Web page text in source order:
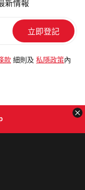
新情報
款 細則及 私隱政策 內